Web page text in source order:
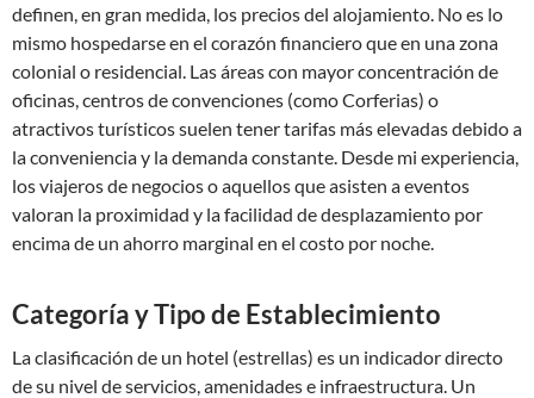
definen, en gran medida, los precios del alojamiento. No es lo
mismo hospedarse en el corazón financiero que en una zona
colonial o residencial. Las áreas con mayor concentración de
oficinas, centros de convenciones (como Corferias) o
atractivos turísticos suelen tener tarifas más elevadas debido a
la conveniencia y la demanda constante. Desde mi experiencia,
los viajeros de negocios o aquellos que asisten a eventos
valoran la proximidad y la facilidad de desplazamiento por
encima de un ahorro marginal en el costo por noche.
Categoría y Tipo de Establecimiento
La clasificación de un hotel (estrellas) es un indicador directo
de su nivel de servicios, amenidades e infraestructura. Un